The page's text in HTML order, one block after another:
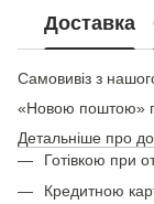
Доставка
Самовивіз з
«Новою поштою»
Детальніше про
Готівкою при
Кредитною